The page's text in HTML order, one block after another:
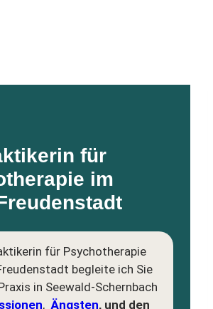
für
im
für Psychotherapie
begleite ich Sie
in Seewald-Schernbach
, Ängsten, und den